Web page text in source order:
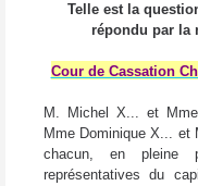
Telle est la
répondu par la
Cour de Cassation
M. Michel X... et
Mme Dominique X... et
chacun, en pleine
représentatives du